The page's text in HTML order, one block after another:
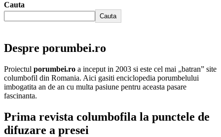
Cauta
Cauta
Despre porumbei.ro
Proiectul porumbei.ro a inceput in 2003 si este cel mai „batran” site
columbofil din Romania. Aici gasiti enciclopedia porumbelului
imbogatita an de an cu multa pasiune pentru aceasta pasare
fascinanta.
Prima revista columbofila la punctele de
difuzare a presei